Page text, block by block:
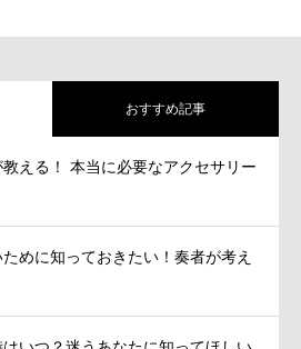
おすすめ記事
える！ 本当に必要なアクセサリー
めに知っておきたい！奏者が考え